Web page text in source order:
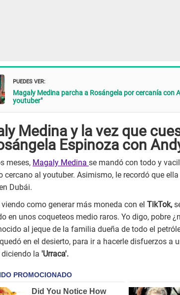
PUEDES VER:
Magaly Medina parcha a Rosángela por cercanía con
youtuber"
Medina y la vez que
Espinoza con
meses, Magaly Medina se mandó con todo y
cercano al youtuber. Asimismo, le recordó que
Dubái.
como generar más moneda con el TikTok,
en unos coqueteos medio raros. Yo digo, pobre
al jeque de la familia dueña de todo el
en el desierto, para ir a hacerle disfuerzos a
la 'Urraca'.